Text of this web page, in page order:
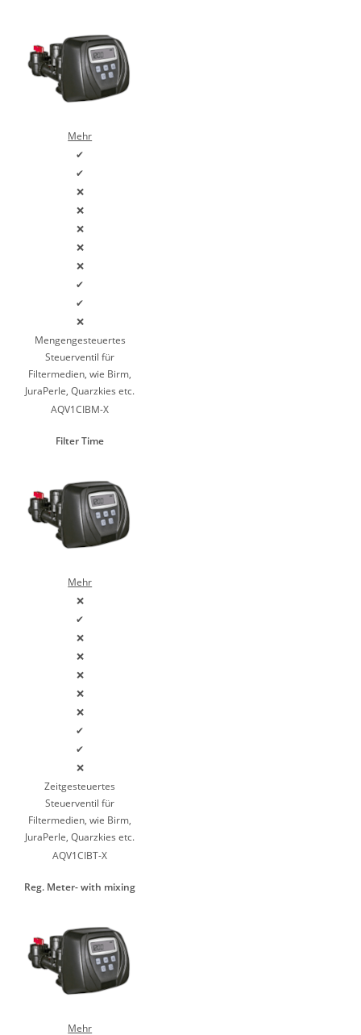
Mehr
✔
✔
❌
❌
❌
❌
❌
✔
✔
❌
Mengengesteuertes
Steuerventil für
Filtermedien, wie Birm,
JuraPerle, Quarzkies etc.
AQV1CIBM-X
Filter Time
Mehr
❌
✔
❌
❌
❌
❌
❌
✔
✔
❌
Zeitgesteuertes
Steuerventil für
Filtermedien, wie Birm,
JuraPerle, Quarzkies etc.
AQV1CIBT-X
Reg. Meter- with mixing
Mehr